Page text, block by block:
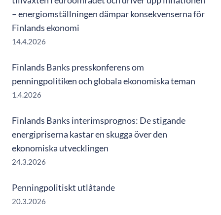
– energiomställningen dämpar konsekvenserna för
Finlands ekonomi
14.4.2026
Finlands Banks presskonferens om
penningpolitiken och globala ekonomiska teman
1.4.2026
Finlands Banks interimsprognos: De stigande
energipriserna kastar en skugga över den
ekonomiska utvecklingen
24.3.2026
Penningpolitiskt utlåtande
20.3.2026